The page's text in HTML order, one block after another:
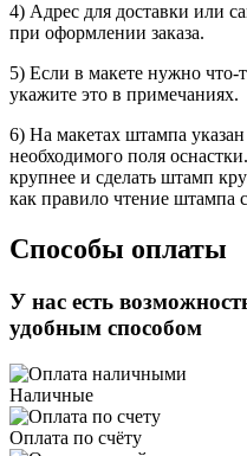
4) Адрес для доставки или
при оформлении заказа.
5) Если в макете нужно что-
укажите это в примечаниях.
6) На макетах штампа
необходимого поля
крупнее и сделать штамп
как правило чтение штампа
Способы оплаты
У нас есть
удобным способом
Наличные
Оплата по счёту